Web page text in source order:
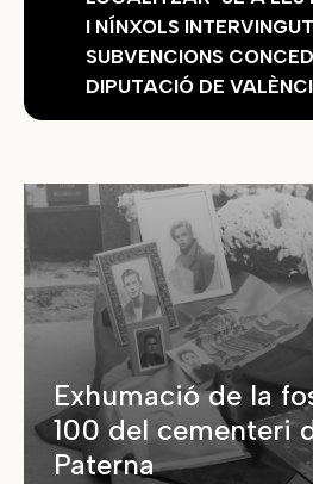
I NÍNXOLS
SUBVENCIONS
DIPUTACIÓ DE
Exhumació de la
100 del cementeri
Paterna